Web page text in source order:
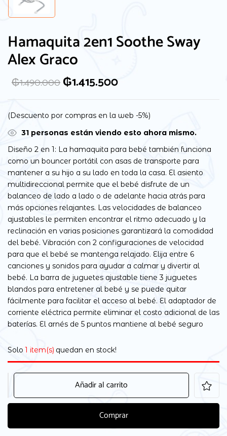
Hamaquita 2en1 Soothe Sway
Alex Graco
₲1.490.000₲1.415.500
(Descuento por compras en la web -5%)
31 personas están viendo esto ahora mismo.
Diseño 2 en 1: La hamaquita para bebé también funciona
como un bouncer portátil con asas de transporte para
mantener a su hijo a su lado en toda la casa. El asiento
multidireccional permite que el bebé disfrute de un
balanceo de lado a lado o de adelante hacia atrás para
más opciones relajantes. Las velocidades de balanceo
ajustables le permiten encontrar el ritmo adecuado y la
reclinación en varias posiciones garantizará la comodidad
del bebé. Vibración con 2 configuraciones de velocidad
para que el bebé se mantenga relajado. Elija entre 6
canciones y sonidos para ayudar a calmar y divertir al
bebé. La barra de juguetes ajustable tiene 3 juguetes
blandos para entretener al bebé y se puede quitar
fácilmente para facilitar el acceso al bebé. El adaptador de
corriente eléctrica permite eliminar el costo adicional de las
baterías. El arnés de 5 puntos mantiene al bebé seguro
Solo 1 item(s) quedan en stock!
Añadir al carrito
Comprar